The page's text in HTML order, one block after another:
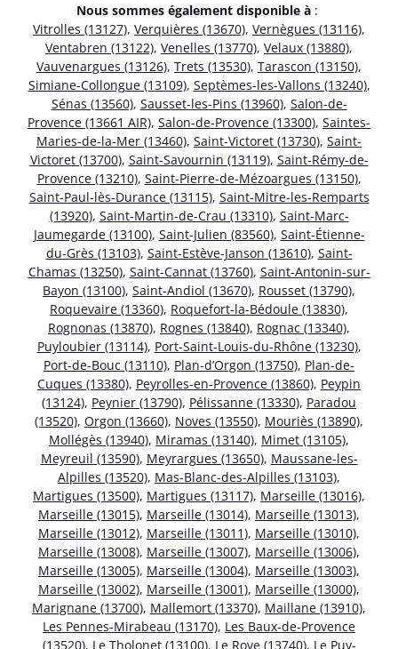
Nous sommes également disponible à :
Vitrolles (13127), Verquières (13670), Vernègues (13116),
Ventabren (13122), Venelles (13770), Velaux (13880),
Vauvenargues (13126), Trets (13530), Tarascon (13150),
Simiane-Collongue (13109), Septèmes-les-Vallons (13240),
Sénas (13560), Sausset-les-Pins (13960), Salon-de-
Provence (13661 AIR), Salon-de-Provence (13300), Saintes-
Maries-de-la-Mer (13460), Saint-Victoret (13730), Saint-
Victoret (13700), Saint-Savournin (13119), Saint-Rémy-de-
Provence (13210), Saint-Pierre-de-Mézoargues (13150),
Saint-Paul-lès-Durance (13115), Saint-Mitre-les-Remparts
(13920), Saint-Martin-de-Crau (13310), Saint-Marc-
Jaumegarde (13100), Saint-Julien (83560), Saint-Étienne-
du-Grès (13103), Saint-Estève-Janson (13610), Saint-
Chamas (13250), Saint-Cannat (13760), Saint-Antonin-sur-
Bayon (13100), Saint-Andiol (13670), Rousset (13790),
Roquevaire (13360), Roquefort-la-Bédoule (13830),
Rognonas (13870), Rognes (13840), Rognac (13340),
Puyloubier (13114), Port-Saint-Louis-du-Rhône (13230),
Port-de-Bouc (13110), Plan-d’Orgon (13750), Plan-de-
Cuques (13380), Peyrolles-en-Provence (13860), Peypin
(13124), Peynier (13790), Pélissanne (13330), Paradou
(13520), Orgon (13660), Noves (13550), Mouriès (13890),
Mollégès (13940), Miramas (13140), Mimet (13105),
Meyreuil (13590), Meyrargues (13650), Maussane-les-
Alpilles (13520), Mas-Blanc-des-Alpilles (13103),
Martigues (13500), Martigues (13117), Marseille (13016),
Marseille (13015), Marseille (13014), Marseille (13013),
Marseille (13012), Marseille (13011), Marseille (13010),
Marseille (13008), Marseille (13007), Marseille (13006),
Marseille (13005), Marseille (13004), Marseille (13003),
Marseille (13002), Marseille (13001), Marseille (13000),
Marignane (13700), Mallemort (13370), Maillane (13910),
Les Pennes-Mirabeau (13170), Les Baux-de-Provence
(13520), Le Tholonet (13100), Le Rove (13740), Le Puy-